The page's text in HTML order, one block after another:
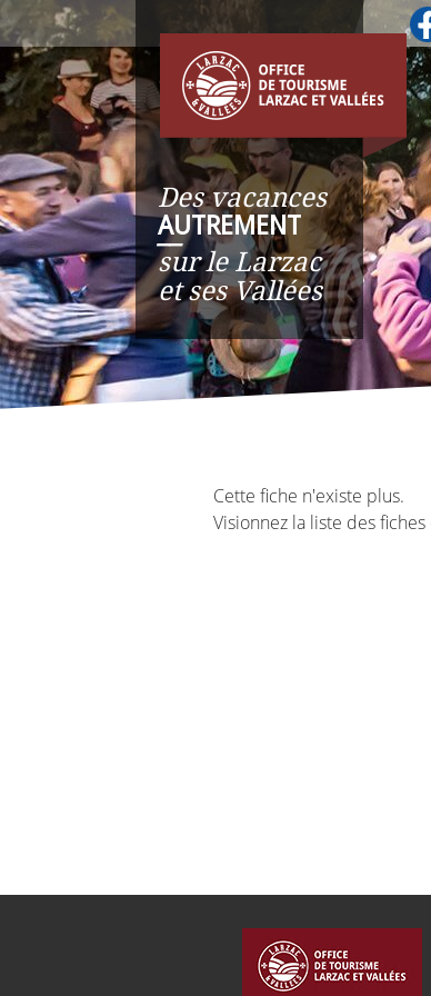
Des vacances
AUTREMENT
__
sur le Larzac
et ses Vallées
Cette fiche n'existe plus.
Visionnez la liste des